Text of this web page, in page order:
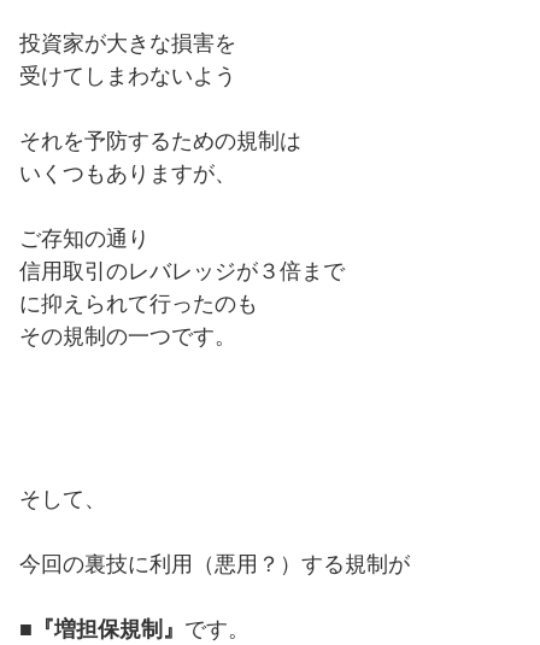
投資家が大きな損害を
受けてしまわないよう
それを予防するための規制は
いくつもありますが、
ご存知の通り
信用取引のレバレッジが３倍まで
に抑えられて行ったのも
その規制の一つです。
そして、
今回の裏技に利用（悪用？）する規制が
■ 『増担保規制』 です。